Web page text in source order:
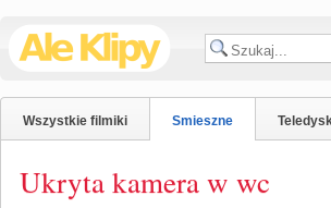
Wszystkie filmiki Smieszne
Ukryta kamera w wc